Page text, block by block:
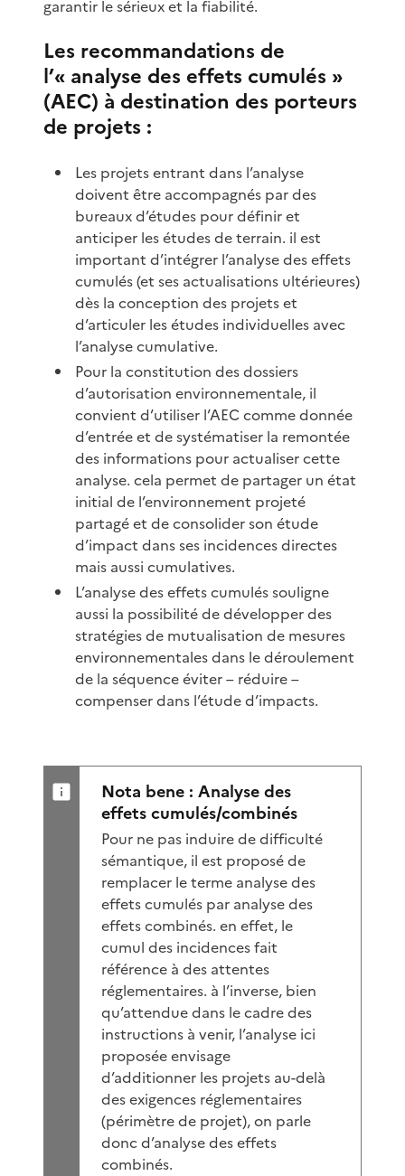
garantir le sérieux et la fiabilité.
Les recommandations de
l’« analyse des effets cumulés »
(AEC) à destination des porteurs
de projets :
Les projets entrant dans l’analyse
doivent être accompagnés par des
bureaux d’études pour définir et
anticiper les études de terrain. il est
important d’intégrer l’analyse des effets
cumulés (et ses actualisations ultérieures)
dès la conception des projets et
d’articuler les études individuelles avec
l’analyse cumulative.
Pour la constitution des dossiers
d’autorisation environnementale, il
convient d’utiliser l’AEC comme donnée
d’entrée et de systématiser la remontée
des informations pour actualiser cette
analyse. cela permet de partager un état
initial de l’environnement projeté
partagé et de consolider son étude
d’impact dans ses incidences directes
mais aussi cumulatives.
L’analyse des effets cumulés souligne
aussi la possibilité de développer des
stratégies de mutualisation de mesures
environnementales dans le déroulement
de la séquence éviter – réduire –
compenser dans l’étude d’impacts.
Nota bene : Analyse des
effets cumulés/combinés
Pour ne pas induire de difficulté
sémantique, il est proposé de
remplacer le terme analyse des
effets cumulés par analyse des
effets combinés. en effet, le
cumul des incidences fait
référence à des attentes
réglementaires. à l’inverse, bien
qu’attendue dans le cadre des
instructions à venir, l’analyse ici
proposée envisage
d’additionner les projets au-delà
des exigences réglementaires
(périmètre de projet), on parle
donc d’analyse des effets
combinés.